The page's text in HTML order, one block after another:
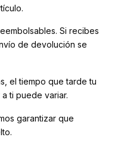
Si recibes
de devolución se
el tiempo que tarde tu
ti puede variar.
garantizar que